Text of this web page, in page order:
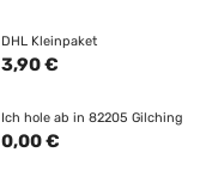
DHL Kleinpaket
3,90 €
Ich hole ab in 82205 Gilching
0,00 €